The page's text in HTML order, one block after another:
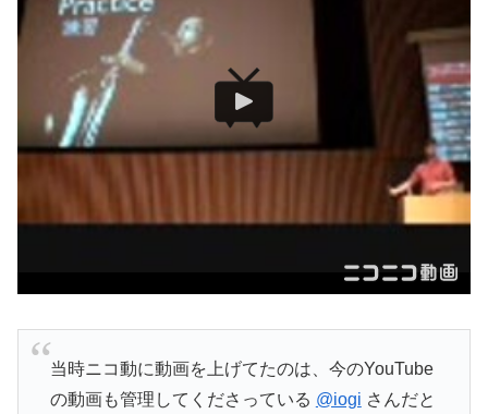
当時ニコ動に動画を上げてたのは、今のYouTube
の動画も管理してくださっている @iogi さんだと